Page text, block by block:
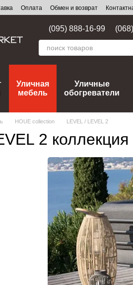
Оплата Обмен и возврат
(095) 888-16-99
Уличная
мебель
Уличные
обогреватели
HOUE collection LEVEL / LEVEL 2
2 коллекция